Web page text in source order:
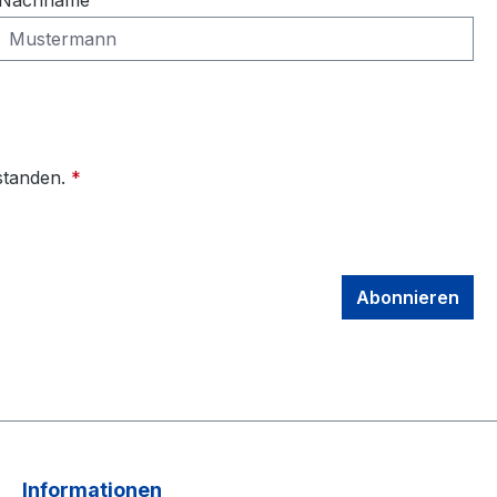
*
Abonnieren
Informationen